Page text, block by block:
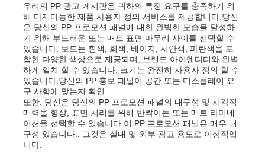
우리의 PP 광고 게시판은 귀하의 특정 요구를 충족하기 위
해 다재다능한 제품 사용자 정의 서비스를 제공합니다.당신
은 당신의 PP 프로모션 패널에 대한 완벽한 모습을 달성하
기 위해 부드러운 또는 매트 표면 마무리 사이를 선택할 수
있습니다. 보드는 흰색, 회색, 베이지, 시안색, 파란색을 포
함한 다양한 색상으로 제공되며, 브랜드 아이덴티티와 완벽
하게 일치 할 수 있습니다. 크기는 완전히 사용자 정의 할 수
있습니다.당신의 PP 홍보 패널이 공간 또는 디스플레이 요
구 사항에 맞는지 확인.
또한, 당신은 당신의 PP 프로모션 패널의 내구성 및 시각적
매력을 향상, 표면 처리를 위해 반짝이는 또는 매트 라미네
이션을 선택할 수 있습니다.이 PP 프로모션 패널은 매우 내
구성 있습니다., 그것은 실내 및 외부 광고 용도로 이상적입
니다.